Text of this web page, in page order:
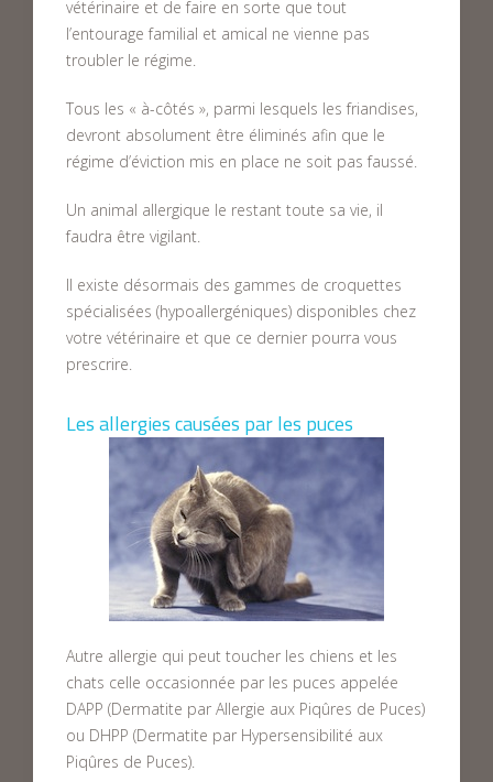
vétérinaire et de faire en sorte que tout
l’entourage familial et amical ne vienne pas
troubler le régime.
Tous les « à-côtés », parmi lesquels les friandises,
devront absolument être éliminés afin que le
régime d’éviction mis en place ne soit pas faussé.
Un animal allergique le restant toute sa vie, il
faudra être vigilant.
Il existe désormais des gammes de croquettes
spécialisées (hypoallergéniques) disponibles chez
votre vétérinaire et que ce dernier pourra vous
prescrire.
Les allergies causées par les puces
Autre allergie qui peut toucher les chiens et les
chats celle occasionnée par les puces appelée
DAPP (Dermatite par Allergie aux Piqûres de Puces)
ou DHPP (Dermatite par Hypersensibilité aux
Piqûres de Puces).